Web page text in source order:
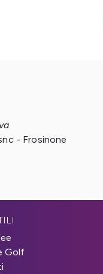
- Frosinone
Golf